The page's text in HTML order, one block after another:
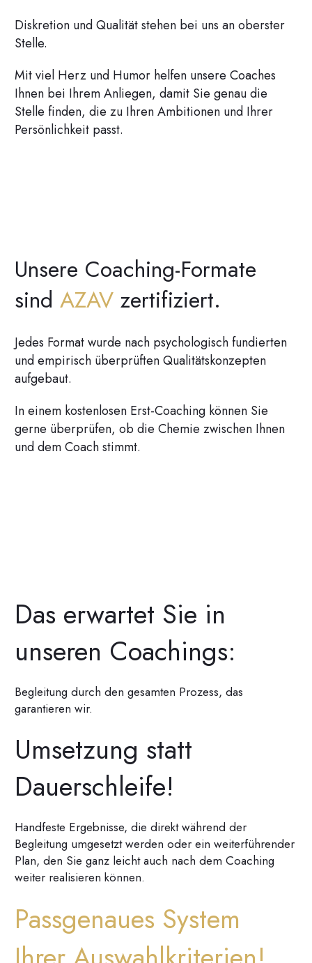
Diskretion und Qualität stehen bei uns an oberster
Stelle.
Mit viel Herz und Humor helfen unsere Coaches
Ihnen bei Ihrem Anliegen, damit Sie genau die
Stelle finden, die zu Ihren Ambitionen und Ihrer
Persönlichkeit passt.
Unsere Coaching-Formate
sind AZAV zertifiziert.
Jedes Format wurde nach psychologisch fundierten
und empirisch überprüften Qualitätskonzepten
aufgebaut.
In einem kostenlosen Erst-Coaching können Sie
gerne überprüfen, ob die Chemie zwischen Ihnen
und dem Coach stimmt.
Das erwartet Sie in
unseren Coachings:
Begleitung durch den gesamten Prozess, das
garantieren wir.
Umsetzung statt
Dauerschleife!
Handfeste Ergebnisse, die direkt während der
Begleitung umgesetzt werden oder ein weiterführender
Plan, den Sie ganz leicht auch nach dem Coaching
weiter realisieren können.
Passgenaues System